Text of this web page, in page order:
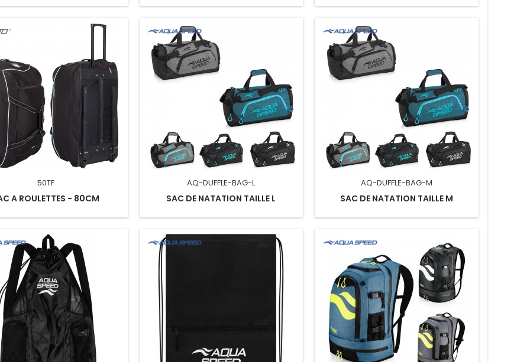
50TF
A ROULETTES - 80CM
AQ-DUFFLE-BAG-L
SAC DE NATATION TAILLE L
AQ-DUFFLE-BAG-M
SAC DE NATATION TAILLE M